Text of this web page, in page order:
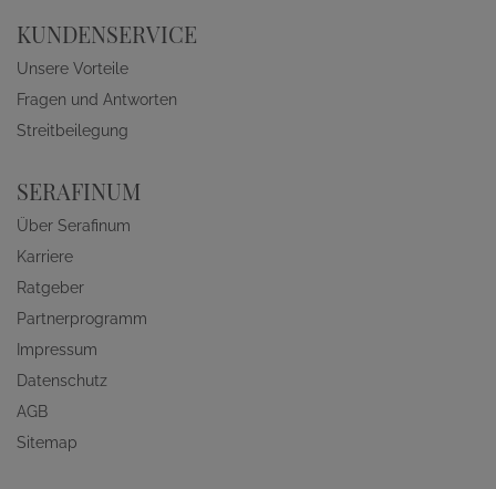
KUNDENSERVICE
Unsere Vorteile
Fragen und Antworten
Streitbeilegung
SERAFINUM
Über Serafinum
Karriere
Ratgeber
Partnerprogramm
Impressum
Datenschutz
AGB
Sitemap